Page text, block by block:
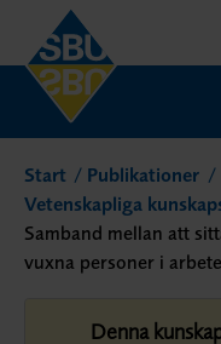
Start
Publikationer
Vetenskapliga
Samband mellan att
vuxna personer i arbete
Denna